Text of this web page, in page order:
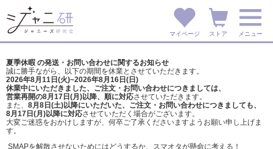
マイページ ストア メニュー
夏季休暇 の発送・お問い合わせに関するお知らせ
誠に勝手ながら、以下の期間を休業とさせていただきます。
2026年8月11日(火)~2026年8月16日(日)
休業中にいただきました、ご注文・お問い合わせにつきましては、
営業再開の8月17日(月)以降、順に対応させていただきます。
また、 8月8日(土)以降にいただいた、ご注文・ お問い合わせにつきましても、
8月17日(月)以降に対応させていただく場合がございます。
大変ご迷惑をおかけしますが、 何卒ご了承くださいますようお願い申し上げま
す。
SMAPを解散させないためにはどうするか、スマオタが懸命に考える！